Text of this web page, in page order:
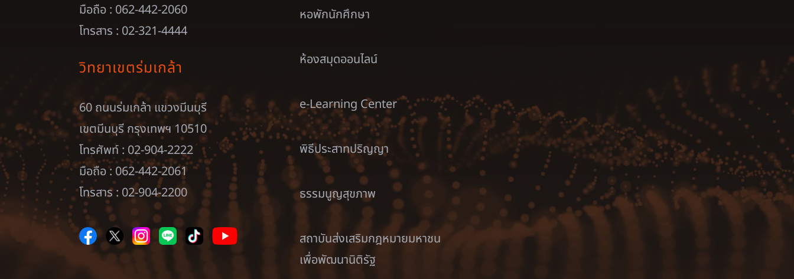
มือถือ : 062-442-2060
โทรสาร : 02-321-4444
วิทยาเขตร่มเกล้า
60 ถนนร่มเกล้า แขวงมีนบุรี
เขตมีนบุรี กรุงเทพฯ 10510
โทรศัพท์ : 02-904-2222
มือถือ : 062-442-2061
โทรสาร : 02-904-2200
หอพักนักศึกษา
ห้องสมุดออนไลน์
e-Learning Center
พิธีประสาทปริญญา
ธรรมนูญสุขภาพ
สถาบันส่งเสริมกฎหมายมหาชน
เพื่อพัฒนานิติรัฐ